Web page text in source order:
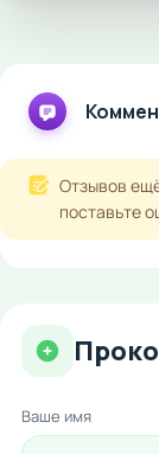
Отзывов
поставьте
Ваше имя